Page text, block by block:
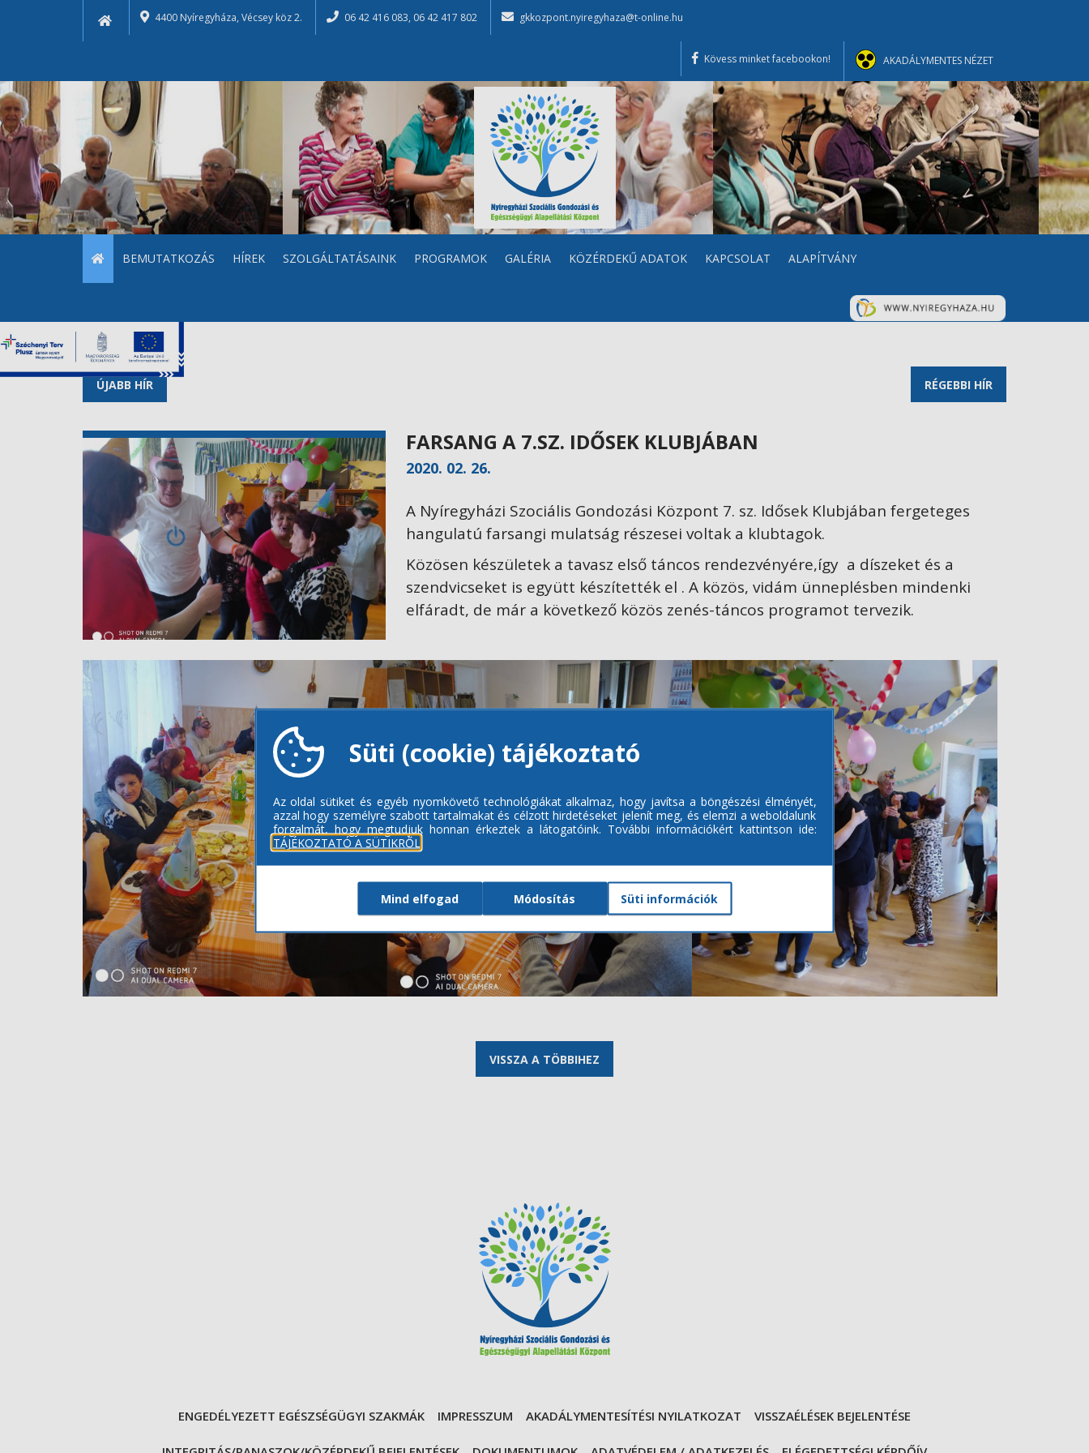
4400 Nyíregyháza, Vécsey köz 2. 06 42 416 083, 06 42 417 802 gkkozpont.nyiregyhaza@t-online.hu
AKADÁLYMENTES NÉZET
Kövess minket facebookon!
BEMUTATKOZÁS HÍREK SZOLGÁLTATÁSAINK PROGRAMOK GALÉRIA KÖZÉRDEKŰ ADATOK KAPCSOLAT ALAPÍTVÁNY
ÚJABB HÍR RÉGEBBI HÍR
FARSANG A 7.SZ. IDŐSEK KLUBJÁBAN
2020. 02. 26.
A Nyíregyházi Szociális Gondozási Központ 7. sz. Idősek Klubjában fergeteges
hangulatú farsangi mulatság részesei voltak a klubtagok.
Közösen készületek a tavasz első táncos rendezvényére,így a díszeket és a
szendvicseket is együtt készítették el . A közös, vidám ünneplésben mindenki
elfáradt, de már a következő közös zenés-táncos programot tervezik.
VISSZA A TÖBBIHEZ
ENGEDÉLYEZETT EGÉSZSÉGÜGYI SZAKMÁK IMPRESSZUM AKADÁLYMENTESÍTÉSI NYILATKOZAT VISSZAÉLÉSEK BEJELENTÉSE
Süti (cookie) tájékoztató
Az oldal sütiket és egyéb nyomkövető technológiákat alkalmaz, hogy javítsa a böngészési élményét,
azzal hogy személyre szabott tartalmakat és célzott hirdetéseket jelenít meg, és elemzi a weboldalunk
forgalmát, hogy megtudjuk honnan érkeztek a látogatóink. További információkért kattintson ide:
TÁJÉKOZTATÓ A SÜTIKRŐL
Mind elfogad Módosítás Süti információk